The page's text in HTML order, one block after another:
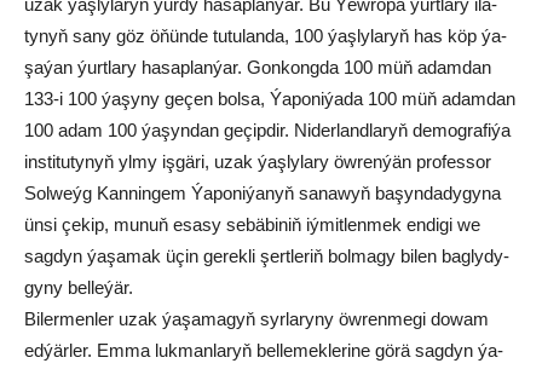
uzak ýaş­ly­la­ryň ýur­dy ha­sap­lan­ýar. Bu Ýew­ro­pa ýurt­la­ry ila­
tynyň sa­ny göz öňün­de tu­tu­lan­da, 100 ýaş­ly­la­ryň has köp ýa­
şa­ýan ýurt­la­ry ha­sap­lan­ýar. Gon­kong­da 100 müň adam­dan
133-i 100 ýa­şy­ny ge­çen bol­sa, Ýa­po­ni­ýa­da 100 müň adam­dan
100 adam 100 ýa­şyn­dan ge­çip­dir. Ni­der­land­la­ryň de­mog­ra­fi­ýa
ins­ti­tu­ty­nyň yl­my iş­gä­ri, uzak ýaş­ly­la­ry öw­ren­ýän pro­fes­sor
Sol­weýg Kan­nin­gem Ýa­po­ni­ýa­nyň sa­na­wyň ba­şyn­da­dy­gy­na
ün­si çe­kip, mu­nuň esa­sy se­bä­bi­niň iý­mit­len­mek en­di­gi we
sag­dyn ýa­şa­mak üçin ge­rek­li şert­le­riň bol­ma­gy bi­len bag­ly­dy­
gy­ny belleýär.
Bi­ler­men­ler uzak ýa­şa­ma­gyň syr­la­ry­ny öw­ren­me­gi do­wam
ed­ýär­ler. Em­ma luk­man­la­ryň bel­le­mek­le­ri­ne gö­rä sag­dyn ýa­